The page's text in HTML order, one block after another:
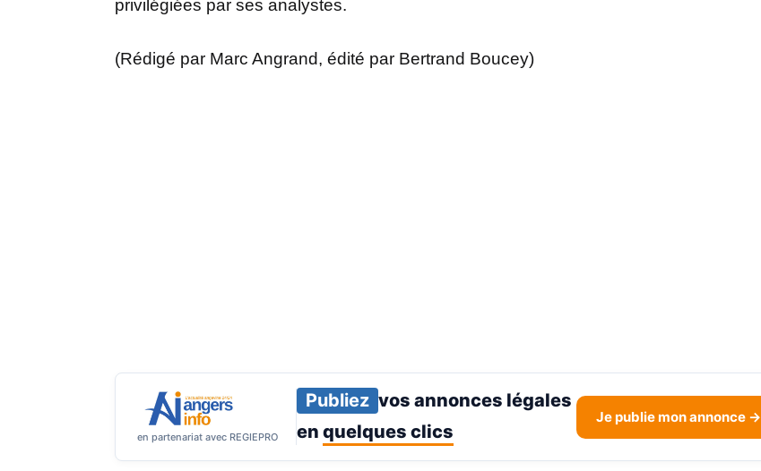
privilégiées par ses analystes.
(Rédigé par Marc Angrand, édité par Bertrand Boucey)
en partenariat avec REGIEPRO
Publiez vos annonces légales
en quelques clics
Je publie mon annonce →